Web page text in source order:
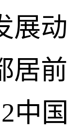
展
居
中